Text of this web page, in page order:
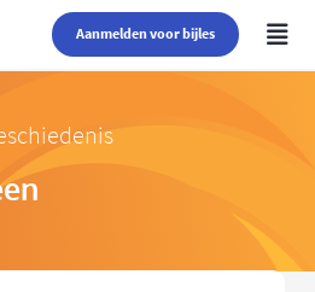
Aanmelden voor bijles